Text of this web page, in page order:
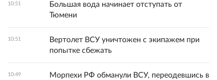
10:51
Большая вода начинает отступать от
Тюмени
10:51
Вертолет ВСУ уничтожен с экипажем при
попытке сбежать
10:49
Морпехи РФ обманули ВСУ, переодевшись в